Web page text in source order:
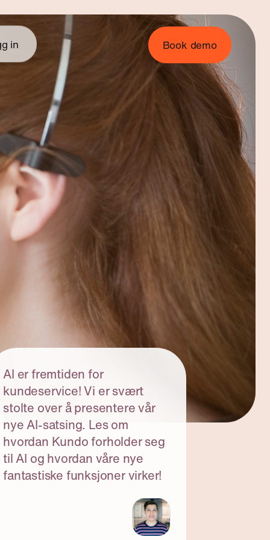
in Book demo
AI er fremtiden for
kundeservice! Vi er svært
stolte over å presentere vår
nye AI-satsing. Les om
hvordan Kundo forholder seg
til AI og hvordan våre nye
fantastiske funksjoner virker!